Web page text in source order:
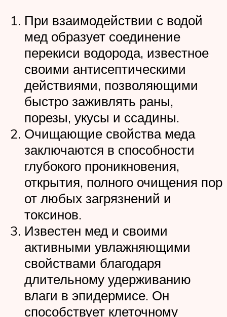
При взаимодействии с водой
мед образует соединение
перекиси водорода, известное
своими антисептическими
действиями, позволяющими
быстро заживлять раны,
порезы, укусы и ссадины.
Очищающие свойства меда
заключаются в способности
глубокого проникновения,
открытия, полного очищения пор
от любых загрязнений и
токсинов.
Известен мед и своими
активными увлажняющими
свойствами благодаря
длительному удерживанию
влаги в эпидермисе. Он
способствует клеточному